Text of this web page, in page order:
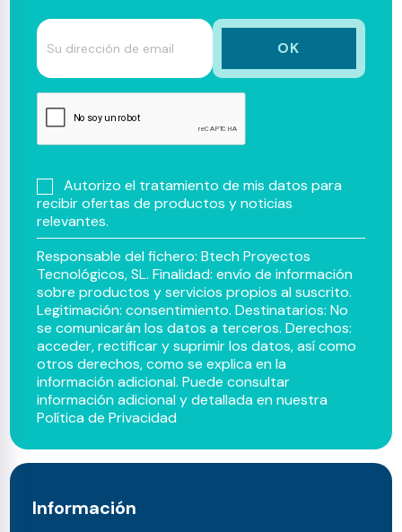
Autorizo el tratamiento de mis datos para
recibir ofertas de productos y noticias
relevantes.
Responsable del fichero: Btech Proyectos
Tecnológicos, SL. Finalidad: envío de información
sobre productos y servicios propios al suscrito.
Legitimación: consentimiento. Destinatarios: No
se comunicarán los datos a terceros. Derechos:
acceder, rectificar y suprimir los datos, así como
otros derechos, como se explica en la
información adicional. Puede consultar
información adicional y detallada en nuestra
Política de Privacidad
Información